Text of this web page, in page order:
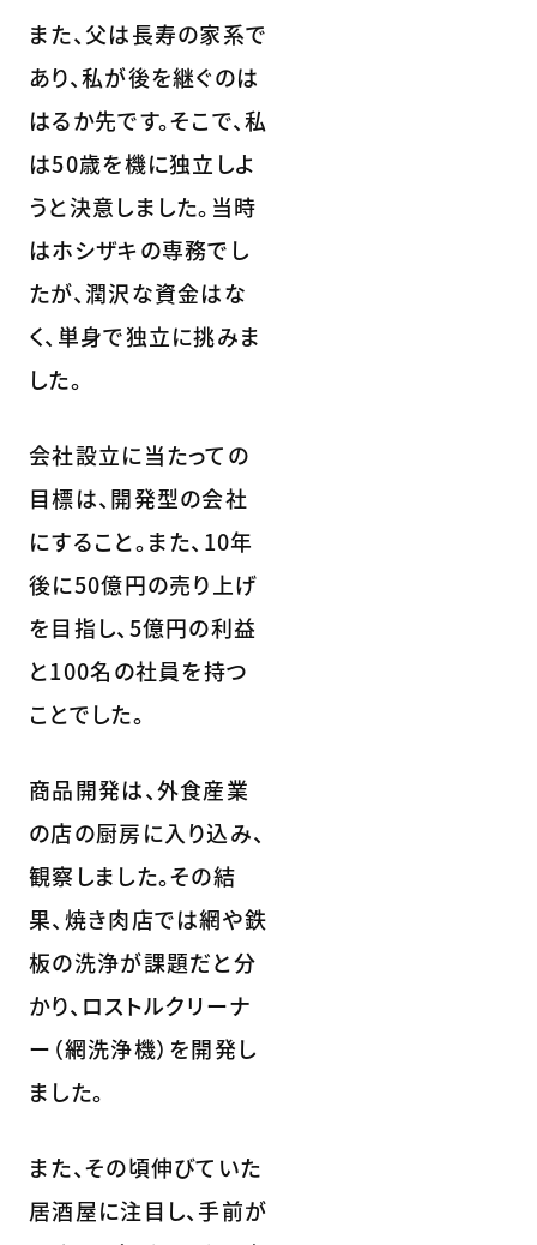
また、父は長寿の家系で
あり、私が後を継ぐのは
はるか先です。そこで、私
は50歳を機に独立しよ
うと決意しました。当時
はホシザキの専務でし
たが、潤沢な資金はな
く、単身で独立に挑みま
した。
会社設立に当たっての
目標は、開発型の会社
にすること。また、10年
後に50億円の売り上げ
を目指し、5億円の利益
と100名の社員を持つ
ことでした。
商品開発は、外食産業
の店の厨房に入り込み、
観察しました。その結
果、焼き肉店では網や鉄
板の洗浄が課題だと分
かり、ロストルクリーナ
ー（網洗浄機）を開発し
ました。
また、その頃伸びていた
居酒屋に注目し、手前が